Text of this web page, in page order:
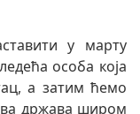
у марту
особа која
а затим ћемо
држава широм